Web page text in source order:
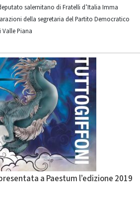
salernitano di Fratelli d’Italia Imma
della segretaria del Partito Democratico
Valle Piana
a Paestum l’edizione 2019